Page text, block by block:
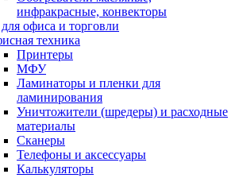
инфракрасные, конвекторы
офиса и торговли
техника
Принтеры
МФУ
Ламинаторы и пленки для
ламинирования
Уничтожители (шредеры) и расходные
материалы
Сканеры
Телефоны и аксессуары
Калькуляторы